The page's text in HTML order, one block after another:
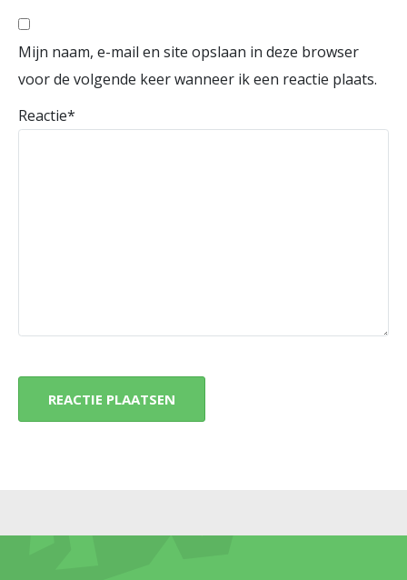
Mijn naam, e-mail en site opslaan in deze browser
voor de volgende keer wanneer ik een reactie plaats.
Reactie*